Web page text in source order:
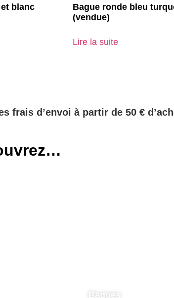
blanc
Bague ronde bleu
(vendue)
Lire la suite
frais d’envoi à partir de 50 €
Bagues